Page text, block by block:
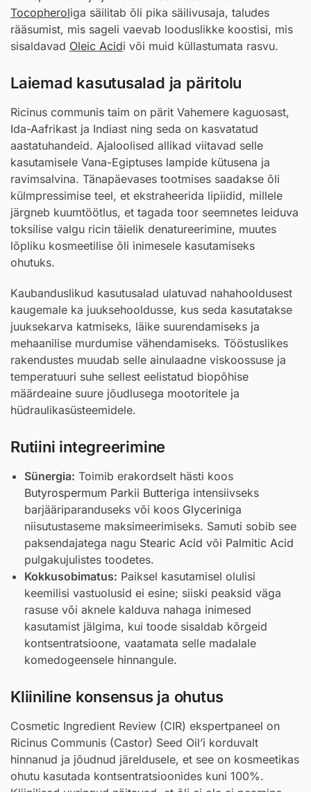
Tocopheroliga säilitab õli pika säilivusaja, taludes
rääsumist, mis sageli vaevab looduslikke koostisi, mis
sisaldavad Oleic Acidi või muid küllastumata rasvu.
Laiemad kasutusalad ja päritolu
Ricinus communis taim on pärit Vahemere kaguosast,
Ida-Aafrikast ja Indiast ning seda on kasvatatud
aastatuhandeid. Ajaloolised allikad viitavad selle
kasutamisele Vana-Egiptuses lampide kütusena ja
ravimsalvina. Tänapäevases tootmises saadakse õli
külmpressimise teel, et ekstraheerida lipiidid, millele
järgneb kuumtöötlus, et tagada toor seemnetes leiduva
toksilise valgu ricin täielik denatureerimine, muutes
lõpliku kosmeetilise õli inimesele kasutamiseks
ohutuks.
Kaubanduslikud kasutusalad ulatuvad nahahooldusest
kaugemale ka juuksehooldusse, kus seda kasutatakse
juuksekarva katmiseks, läike suurendamiseks ja
mehaanilise murdumise vähendamiseks. Tööstuslikes
rakendustes muudab selle ainulaadne viskoossuse ja
temperatuuri suhe sellest eelistatud biopõhise
määrdeaine suure jõudlusega mootoritele ja
hüdraulikasüsteemidele.
Rutiini integreerimine
Sünergia: Toimib erakordselt hästi koos
Butyrospermum Parkii Butteriga intensiivseks
barjääriparanduseks või koos Glyceriniga
niisutustaseme maksimeerimiseks. Samuti sobib see
paksendajatega nagu Stearic Acid või Palmitic Acid
pulgakujulistes toodetes.
Kokkusobimatus: Paiksel kasutamisel olulisi
keemilisi vastuolusid ei esine; siiski peaksid väga
rasuse või aknele kalduva nahaga inimesed
kasutamist jälgima, kui toode sisaldab kõrgeid
kontsentratsioone, vaatamata selle madalale
komedogeensele hinnangule.
Kliiniline konsensus ja ohutus
Cosmetic Ingredient Review (CIR) ekspertpaneel on
Ricinus Communis (Castor) Seed Oil’i korduvalt
hinnanud ja jõudnud järeldusele, et see on kosmeetikas
ohutu kasutada kontsentratsioonides kuni 100%.